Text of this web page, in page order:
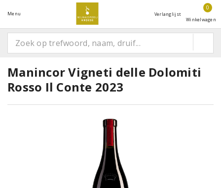
Menu Verlanglijst
0
Winkelwagen
Manincor Vigneti delle Dolomiti
Rosso Il Conte 2023